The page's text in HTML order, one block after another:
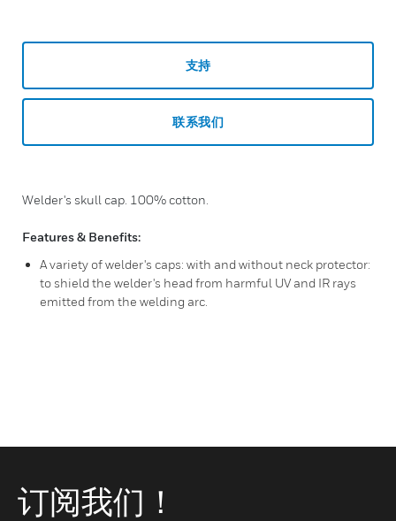
支持
联系我们
Welder's skull cap. 100% cotton.
Features & Benefits:
A variety of welder's caps: with and without neck protector:
to shield the welder's head from harmful UV and IR rays
emitted from the welding arc.
订阅我们！